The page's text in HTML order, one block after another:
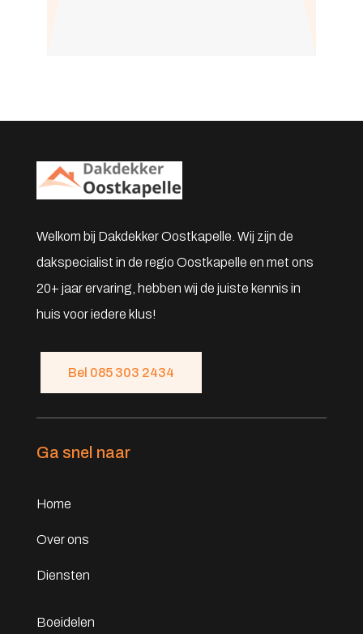
Welkom bij Dakdekker Oostkapelle. Wij zijn de
dakspecialist in de regio Oostkapelle en met ons
20+ jaar ervaring, hebben wij de juiste kennis in
huis voor iedere klus!
Bel 085 303 2434
Ga snel naar
Home
Over ons
Diensten
Boeidelen